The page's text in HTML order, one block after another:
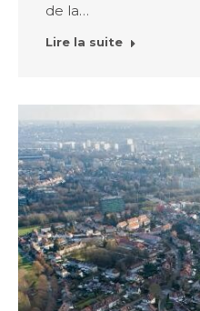
de la…
Lire la suite